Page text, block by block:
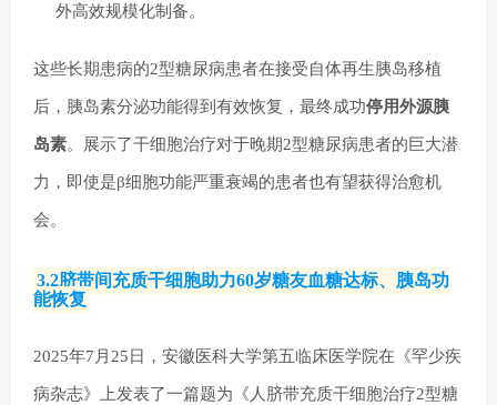
外高效规模化制备。
这些长期患病的2型糖尿病患者在接受自体再生胰岛移植
后，胰岛素分泌功能得到有效恢复，最终成功停用外源胰
岛素。展示了干细胞治疗对于晚期2型糖尿病患者的巨大潜
力，即使是β细胞功能严重衰竭的患者也有望获得治愈机
会。
3.2脐带间充质干细胞助力60岁糖友血糖达标、胰岛功
能恢复
2025年7月25日，安徽医科大学第五临床医学院在《罕少疾
病杂志》上发表了一篇题为《人脐带充质干细胞治疗2型糖